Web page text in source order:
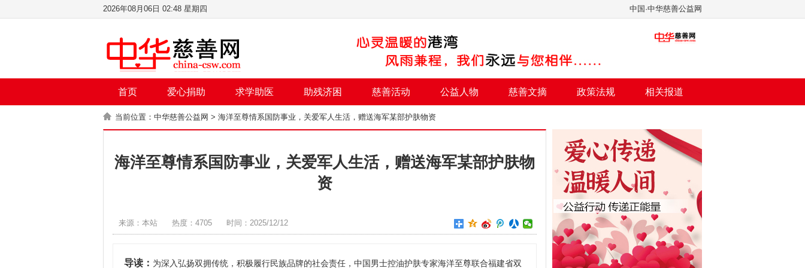
中国·中华慈善公益网
2026年08月06日 02:48 星期四
首页 爱心捐助 求学助医 助残济困 慈善活动 公益人物 慈善文摘 政策法规 相关报道
当前位置： 中华慈善公益网 > 海洋至尊情系国防事业，关爱军人生活，赠送海军某部护肤物资
海洋至尊情系国防事业，关爱军人生活，赠送海军某部护肤物
资
来源：本站 热度：4705 时间：2025/12/12
导读： 为深入弘扬双拥传统，积极履行民族品牌的社会责任，中国男士控油护肤专家海洋至尊联合福建省双